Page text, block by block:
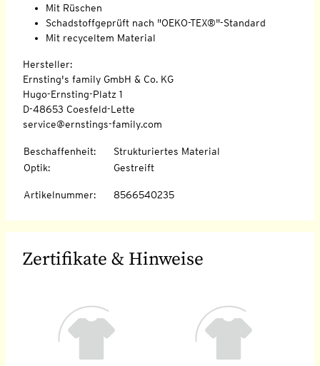
Mit Rüschen
Schadstoffgeprüft nach "OEKO-TEX®"-Standard
Mit recyceltem Material
Hersteller:
Ernsting's family GmbH & Co. KG
Hugo-Ernsting-Platz 1
D-48653 Coesfeld-Lette
service@ernstings-family.com
Beschaffenheit:
Strukturiertes Material
Optik: Gestreift
Artikelnummer: 8566540235
Zertifikate & Hinweise